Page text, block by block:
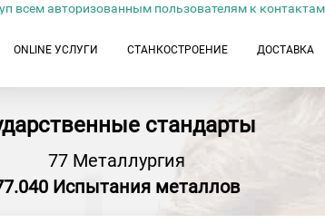
всем авторизованным пользователям к
ONLINE УСЛУГИ СТАНКОСТРОЕНИЕ ДОСТАВКА
стандарты
77 Металлургия
Испытания металлов